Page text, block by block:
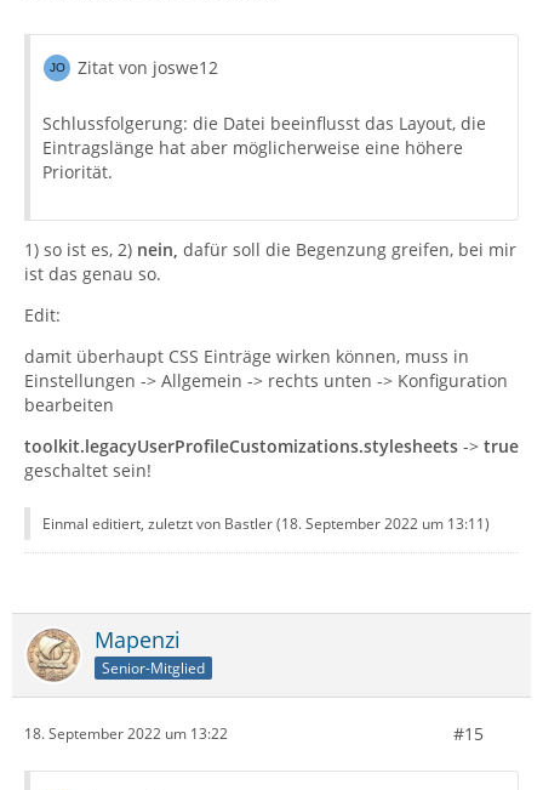
Zitat von joswe12
Schlussfolgerung: die Datei beeinflusst das Layout, die
Eintragslänge hat aber möglicherweise eine höhere
Priorität.
1) so ist es, 2) nein, dafür soll die Begenzung greifen, bei mir
ist das genau so.
Edit:
damit überhaupt CSS Einträge wirken können, muss in
Einstellungen -> Allgemein -> rechts unten -> Konfiguration
bearbeiten
toolkit.legacyUserProfileCustomizations.stylesheets -> true
geschaltet sein!
Einmal editiert, zuletzt von Bastler (18. September 2022 um 13:11)
Mapenzi
Senior-Mitglied
18. September 2022 um 13:22 #15